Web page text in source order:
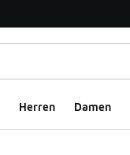
Herren Damen